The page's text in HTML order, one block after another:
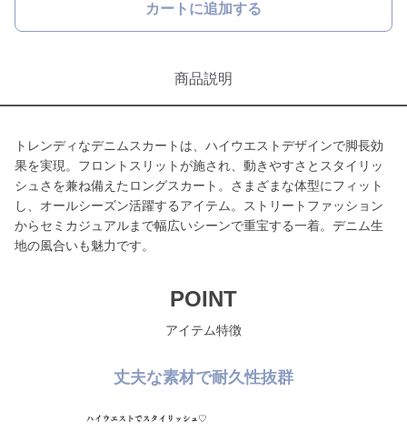
カートに追加する
商品説明
トレンディなデニムスカートは、ハイウエストデザインで脚長効
果を実現。フロントスリットが施され、動きやすさとスタイリッ
シュさを兼ね備えたロングスカート。さまざまな体型にフィット
し、オールシーズン活躍するアイテム。ストリートファッション
からセミカジュアルまで幅広いシーンで重宝する一着。デニム生
地の風合いも魅力です。
POINT
アイテム特徴
丈夫な素材で耐久性抜群